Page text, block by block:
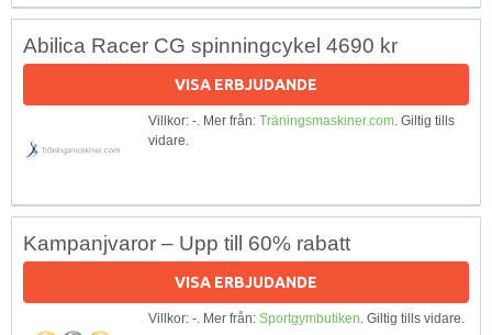
Abilica Racer CG spinningcykel 4690 kr
VISA ERBJUDANDE
Villkor: -. Mer från: Träningsmaskiner.com. Giltig tills
vidare.
Kampanjvaror – Upp till 60% rabatt
VISA ERBJUDANDE
Villkor: -. Mer från: Sportgymbutiken. Giltig tills vidare.